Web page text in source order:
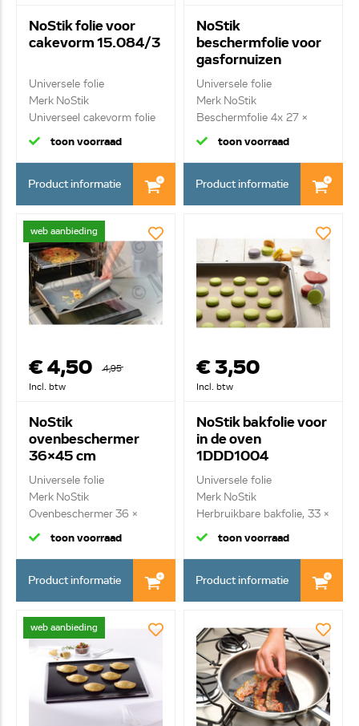
NoStik folie voor
cakevorm 15.084/3
Universele folie
Merk NoStik
Universeel cakevorm folie
20 ...
toon voorraad
Product informatie
NoStik
beschermfolie voor
gasfornuizen
1AAA074
Universele folie
Merk NoStik
Beschermfolie 4x 27 x
27cm
toon voorraad
Product informatie
web aanbieding
€ 4,50
4,95
Incl. btw
NoStik
ovenbeschermer
36x45 cm
1BBB1021
Universele folie
Merk NoStik
Ovenbeschermer 36 x
45cm
toon voorraad
Product informatie
€ 3,50
Incl. btw
NoStik bakfolie voor
in de oven
1DDD1004
Universele folie
Merk NoStik
Herbruikbare bakfolie, 33 x
4...
toon voorraad
Product informatie
web aanbieding